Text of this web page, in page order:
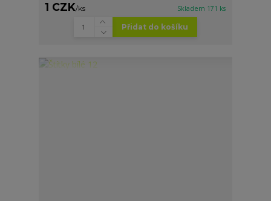
1 CZK/ks Skladem 171 ks
Přidat do košíku